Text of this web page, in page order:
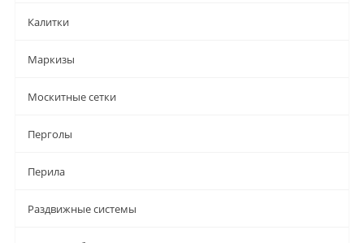
Калитки
Маркизы
Москитные сетки
Перголы
Перила
Раздвижные системы